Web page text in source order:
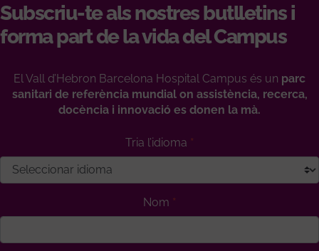
Subscriu-te als nostres butlletins i
forma part de la vida del Campus
El Vall d’Hebron Barcelona Hospital Campus és un parc
sanitari de referència mundial on assistència, recerca,
docència i innovació es donen la mà.
Tria l’idioma
Nom